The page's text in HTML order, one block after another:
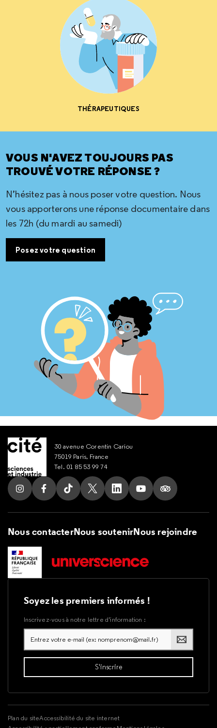
THÉRAPEUTIQUES
VOUS N'AVEZ TOUJOURS PAS
TROUVÉ VOTRE RÉPONSE ?
N’hésitez pas à nous poser votre question. Nous
vous apporterons une réponse documentaire dans
les 72h (du mardi au samedi)
Posez votre question
30 avenue Corentin Cariou
75019 Paris, France
Tel. 01 85 53 99 74
Suivez nous sur Instagram
Suivez nous sur Facebook
Suivez nous sur Tik Tok
Suivez nous sur X
Suivez nous sur LinkedIn
Suivez nous sur
Suivez nous
Nous contacterNous soutenirNous rejoindre
Soyez les premiers informés !
Inscrivez-vous à notre lettre d’information :
Plan du siteAccessibilité du site internet